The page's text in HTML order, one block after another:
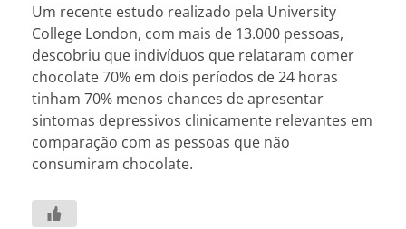
Um recente estudo realizado pela University
College London, com mais de 13.000 pessoas,
descobriu que indivíduos que relataram comer
chocolate 70% em dois períodos de 24 horas
tinham 70% menos chances de apresentar
sintomas depressivos clinicamente relevantes em
comparação com as pessoas que não
consumiram chocolate.